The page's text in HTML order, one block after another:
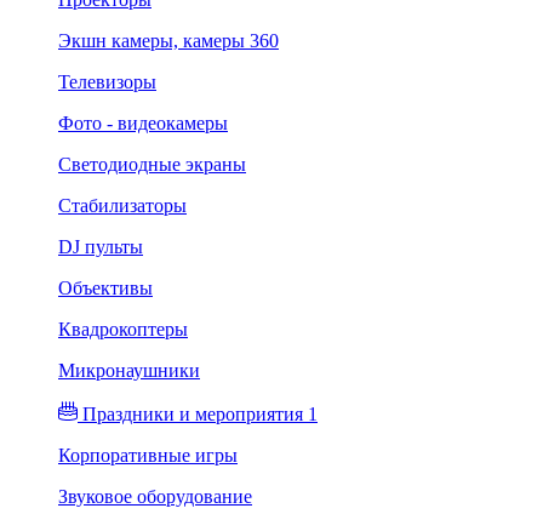
Экшн камеры, камеры 360
Телевизоры
Фото - видеокамеры
Светодиодные экраны
Стабилизаторы
DJ пульты
Объективы
Квадрокоптеры
Микронаушники
Праздники и мероприятия 1
Корпоративные игры
Звуковое оборудование